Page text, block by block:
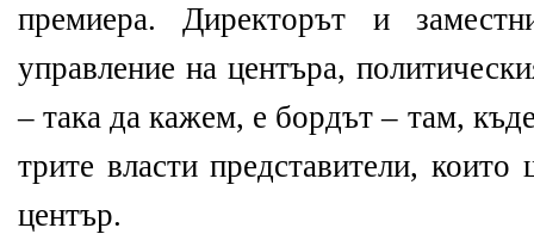
премиера. Директорът и
управление на центъра,
– така да кажем, е бордът – там,
трите власти представители,
център.